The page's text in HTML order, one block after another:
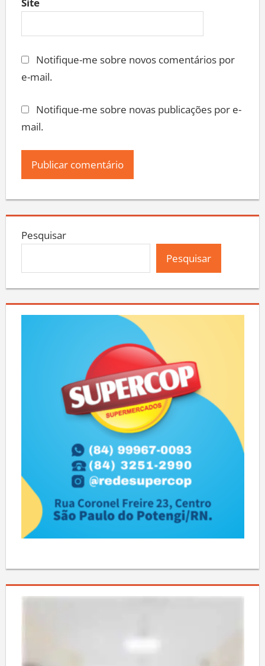
Site
Notifique-me sobre novos comentários por
e-mail.
Notifique-me sobre novas publicações por e-
mail.
Pesquisar
Pesquisar